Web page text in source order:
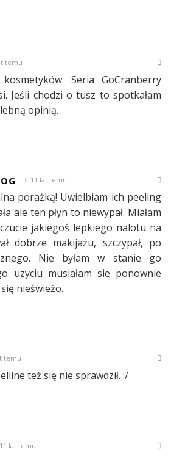
temu
Seria GoCranberry
Jeśli chodzi o tusz to spotkałam
opinią.
11 lat temu
porażką! Uwielbiam ich peeling
ale ten płyn to niewypał. Miałam
jakiegoś lepkiego nalotu na
dobrze makijażu, szczypał, po
Nie byłam w stanie go
uzyciu musiałam sie ponownie
nieświeżo.
temu
też się nie sprawdził. :/
11 lat temu